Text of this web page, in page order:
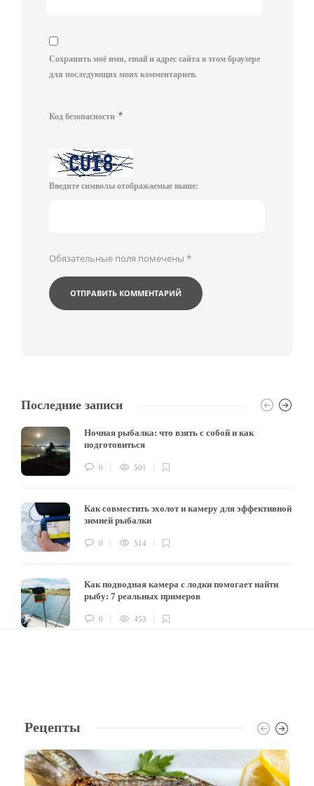
Сохранить моё имя, email и адрес сайта в этом браузере
для последующих моих комментариев.
Код безопасности *
Введите символы отображаемые выше:
Обязательные поля помечены *
Последние записи
Ночная рыбалка: что взять с собой и как
подготовиться
0 501
Как совместить эхолот и камеру для эффективной
зимней рыбалки
0 514
Как подводная камера с лодки помогает найти
рыбу: 7 реальных примеров
0 453
Рецепты